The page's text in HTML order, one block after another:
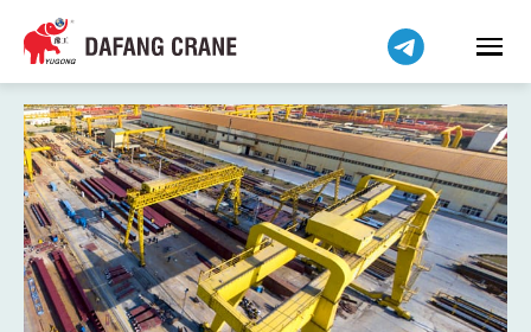
Bahasa Indonesia
Bahasa Melayu
Tiếng Việt
简体中文
বাংলা
فارسی
Pilipino
اردو
Українська